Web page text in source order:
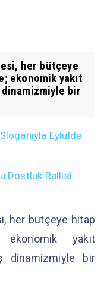
her bütçeye
ekonomik yakıt
bir
Eylülde
Dostluk Rallisi
her bütçeye hitap
yakıt
dinamizmiyle bir